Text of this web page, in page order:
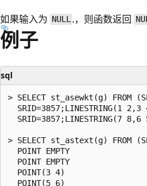
如果输入为 NULL .，则函数返回
例子
sql
> SELECT st_asewkt(g) FROM
SRID=3857;LINESTRING(1 2,3
SRID=3857;LINESTRING(7 8,6
> SELECT st_astext(g) FROM
  POINT EMPTY
  POINT EMPTY
  POINT(3 4)